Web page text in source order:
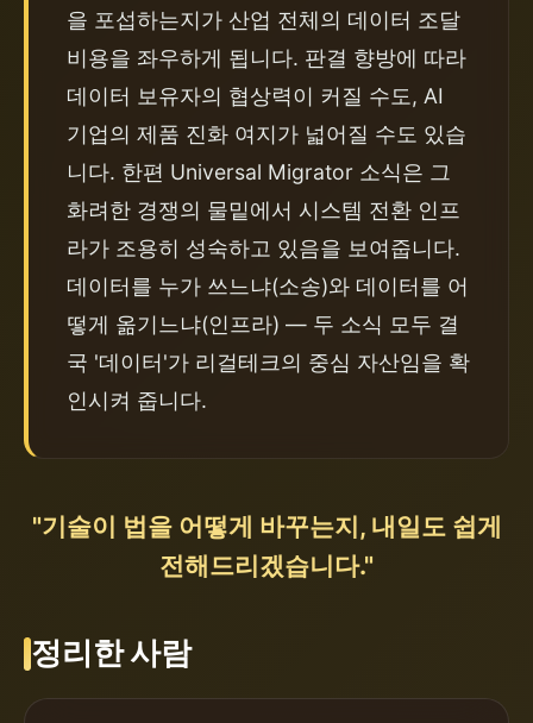
을 포섭하는지가 산업 전체의 데이터 조달
비용을 좌우하게 됩니다. 판결 향방에 따라
데이터 보유자의 협상력이 커질 수도, AI
기업의 제품 진화 여지가 넓어질 수도 있습
니다. 한편 Universal Migrator 소식은 그
화려한 경쟁의 물밑에서 시스템 전환 인프
라가 조용히 성숙하고 있음을 보여줍니다.
데이터를 누가 쓰느냐(소송)와 데이터를 어
떻게 옮기느냐(인프라) — 두 소식 모두 결
국 '데이터'가 리걸테크의 중심 자산임을 확
인시켜 줍니다.
"기술이 법을 어떻게 바꾸는지, 내일도 쉽게
전해드리겠습니다."
정리한 사람